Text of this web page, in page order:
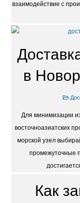
взаимодействие с
в
Для минимизации
восточноазиатских
морской узел
промежуточные
Как